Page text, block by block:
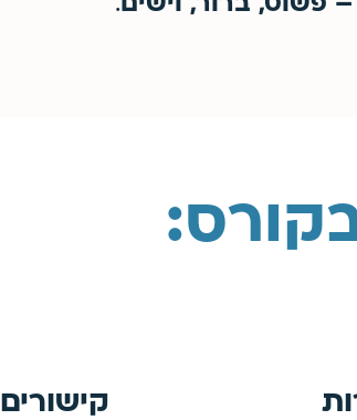
פשוט, ברור, וישים.
קישורים